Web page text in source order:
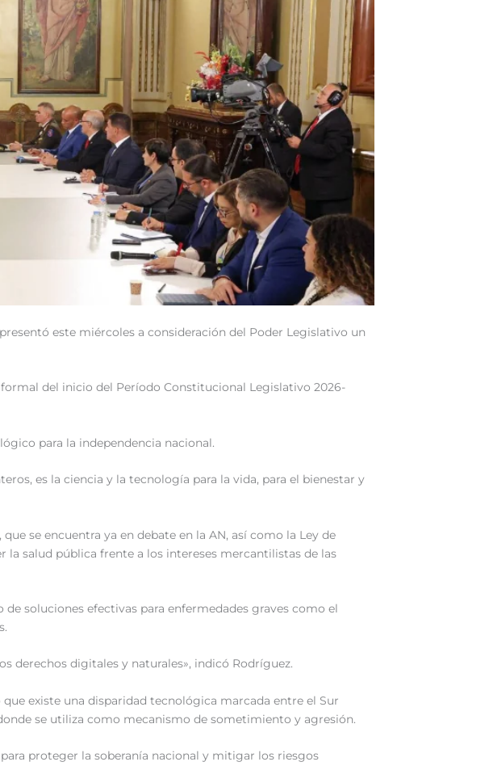
este miércoles a consideración del Poder Legislativo un
del inicio del Período Constitucional Legislativo 2026-
para la independencia nacional.
es la ciencia y la tecnología para la vida, para el bienestar y
se encuentra ya en debate en la AN, así como la Ley de
la salud pública frente a los intereses mercantilistas de las
soluciones efectivas para enfermedades graves como el
derechos digitales y naturales», indicó Rodríguez.
existe una disparidad tecnológica marcada entre el Sur
se utiliza como mecanismo de sometimiento y agresión.
proteger la soberanía nacional y mitigar los riesgos